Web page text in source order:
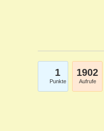
1
Punkte
1902
Aufrufe